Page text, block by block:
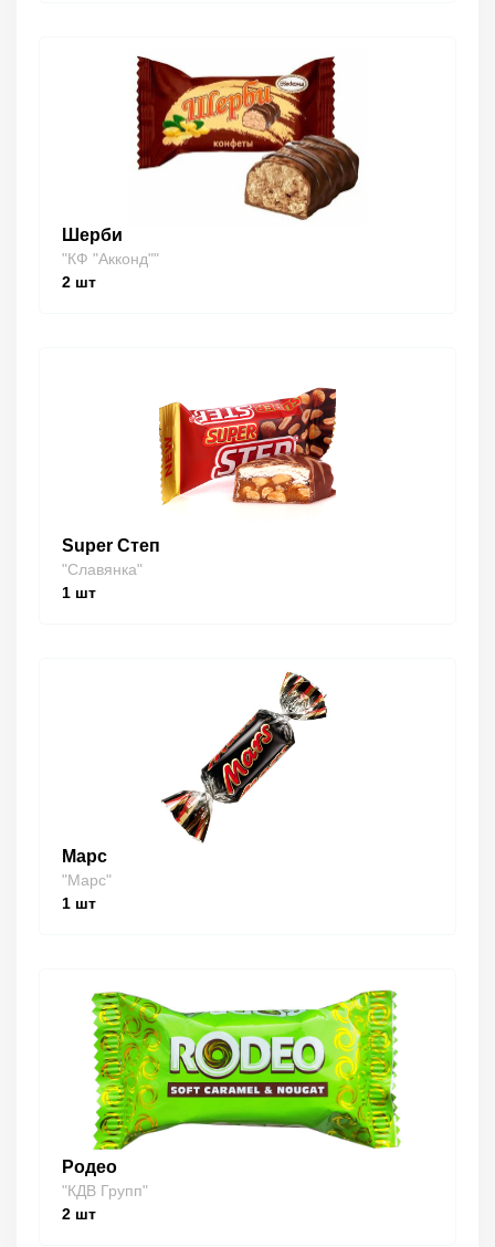
Шерби
"КФ "Акконд""
2 шт
Super Степ
"Славянка"
1 шт
Марс
"Марс"
1 шт
Родео
"КДВ Групп"
2 шт